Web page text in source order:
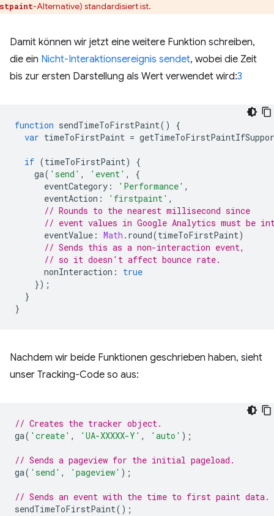
-Alternative) standardisiert ist.
Damit können wir jetzt eine weitere Funktion schreiben,
die ein Nicht-Interaktionsereignis sendet, wobei die Zeit
bis zur ersten Darstellung als Wert verwendet wird:3
function sendTimeToFirstPaint()
{
var timeToFirstPaint =
if (timeToFirstPaint)
{
ga( 'send' , 'event' ,
{
eventCategory : 'Performance' ,
eventAction : 'firstpaint' ,
// Rounds to the nearest millisecond since
// event values in Google Analytics must be
eventValue : Math . round(timeToFirstPaint)
// Sends this as a non-interaction event,
// so it doesn't affect bounce rate.
nonInteraction :
true
});
}
}
Nachdem wir beide Funktionen geschrieben haben, sieht
unser Tracking-Code so aus:
// Creates the tracker object.
ga( 'create' , 'UA-XXXXX-Y' , 'auto' );
// Sends a pageview for the initial pageload.
ga( 'send' , 'pageview' );
// Sends an event with the time to first paint data.
sendTimeToFirstPaint();